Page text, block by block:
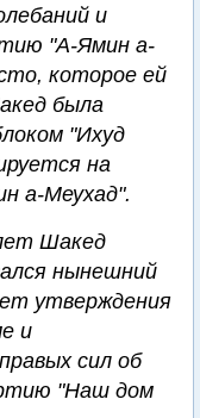
и
"А-Ямин а-
которое ей
была
"Ихуд
на
а-Меухад".
Шакед
нынешний
утверждения
и
сил об
"Наш дом